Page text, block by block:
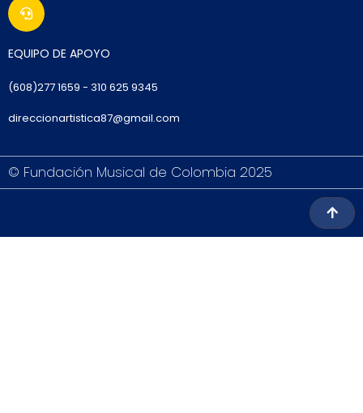
EQUIPO DE APOYO
(608)277 1659 - 310 625 9345
direccionartistica87@gmail.com
© Fundación Musical de Colombia 2025